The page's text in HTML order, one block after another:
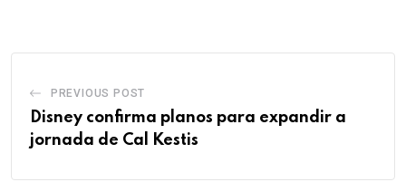
PREVIOUS POST
Disney confirma planos para expandir a
jornada de Cal Kestis